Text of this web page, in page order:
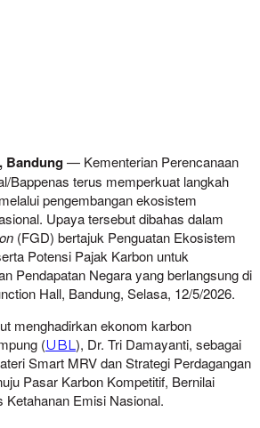
, Bandung— Kementerian Perencanaan
Bappenas terus memperkuat langkah
pengembangan ekosistem
Upaya tersebut dibahas dalam
(FGD) bertajuk Penguatan Ekosistem
Potensi Pajak Karbon untuk
Pendapatan Negara yang berlangsung di
Hall, Bandung, Selasa, 12/5/2026.
menghadirkan ekonom karbon
(UBL ), Dr. Tri Damayanti, sebagai
Smart MRV dan Strategi Perdagangan
Pasar Karbon Kompetitif, Bernilai
Ketahanan Emisi Nasional.